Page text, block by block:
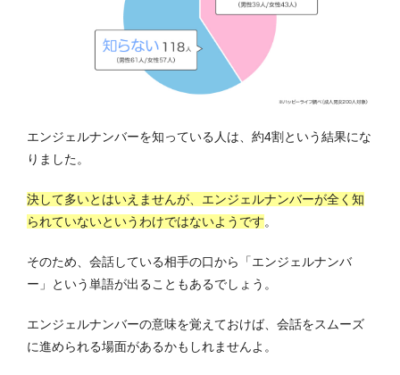
エンジェルナンバーを知っている人は、約4割という結果にな
りました。
決して多いとはいえませんが、エンジェルナンバーが全く知
られていないというわけではないようです。
そのため、会話している相手の口から「エンジェルナンバ
ー」という単語が出ることもあるでしょう。
エンジェルナンバーの意味を覚えておけば、会話をスムーズ
に進められる場面があるかもしれませんよ。